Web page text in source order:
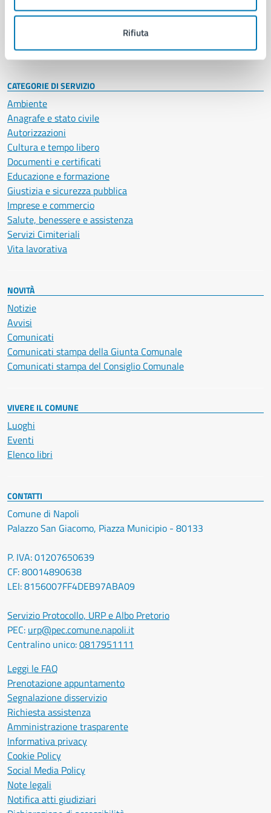
Rifiuta
Personale amministrativo
CATEGORIE DI SERVIZIO
Ambiente
Anagrafe e stato civile
Autorizzazioni
Cultura e tempo libero
Documenti e certificati
Educazione e formazione
Giustizia e sicurezza pubblica
Imprese e commercio
Salute, benessere e assistenza
Servizi Cimiteriali
Vita lavorativa
NOVITÀ
Notizie
Avvisi
Comunicati
Comunicati stampa della Giunta Comunale
Comunicati stampa del Consiglio Comunale
VIVERE IL COMUNE
Luoghi
Eventi
Elenco libri
CONTATTI
Comune di Napoli
Palazzo San Giacomo, Piazza Municipio - 80133
P. IVA: 01207650639
CF: 80014890638
LEI: 8156007FF4DEB97ABA09
Servizio Protocollo, URP e Albo Pretorio
PEC: urp@pec.comune.napoli.it
Centralino unico:0817951111
Leggi le FAQ
Prenotazione appuntamento
Segnalazione disservizio
Richiesta assistenza
Amministrazione trasparente
Informativa privacy
Cookie Policy
Social Media Policy
Note legali
Notifica atti giudiziari